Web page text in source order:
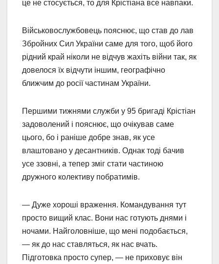
це не стосується, то для Крістіана все навпаки.
Військовослужбовець пояснює, що став до лав
Збройних Сил України саме для того, щоб його
рідний край ніколи не відчув жахіть війни так, як
довелося їх відчути іншим, географічно
ближчим до росії частинам України.
Першими тижнями служби у 95 бригаді Крістіан
задоволений і пояснює, що очікував саме
цього, бо і раніше добре знав, як усе
влаштовано у десантників. Однак тоді бачив
усе ззовні, а тепер зміг стати частиною
дружного колективу побратимів.
— Дуже хороші враження. Командування тут
просто вищий клас. Вони нас готують днями і
ночами. Найголовніше, що мені подобається,
— як до нас ставляться, як нас вчать.
Підготовка просто супер, — не приховує він